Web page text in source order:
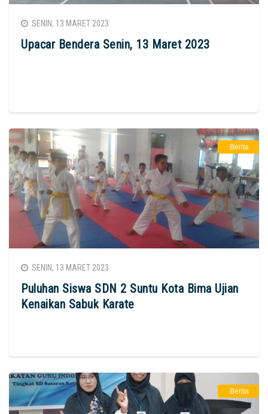
SENIN, 13 MARET 2023
Upacar Bendera Senin, 13 Maret 2023
Berita
SENIN, 13 MARET 2023
Puluhan Siswa SDN 2 Suntu Kota Bima Ujian
Kenaikan Sabuk Karate
Berita